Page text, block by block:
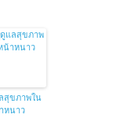
สุขภาพใน
หนาว